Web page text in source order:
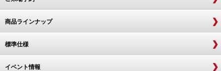
商品ラインナップ
標準仕様
イベント情報